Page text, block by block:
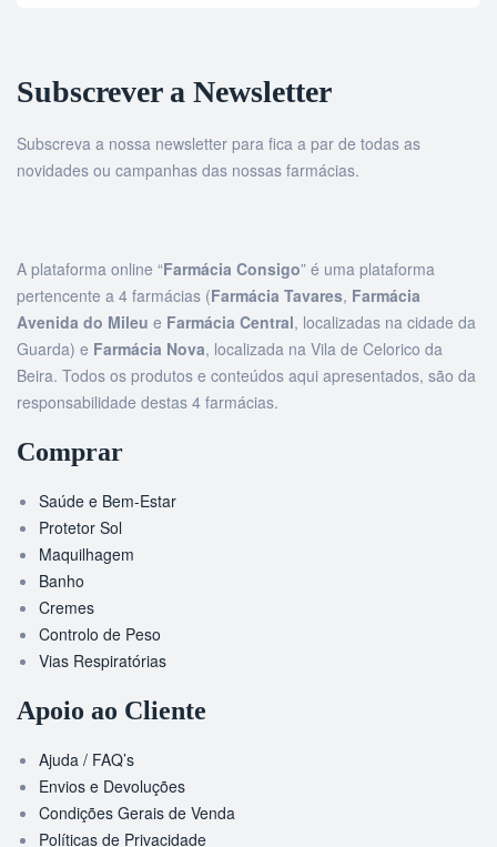
Subscrever a Newsletter
Subscreva a nossa newsletter para fica a par de todas as
novidades ou campanhas das nossas farmácias.
A plataforma online “Farmácia Consigo” é uma plataforma
pertencente a 4 farmácias (Farmácia Tavares, Farmácia
Avenida do Mileu e Farmácia Central, localizadas na cidade da
Guarda) e Farmácia Nova, localizada na Vila de Celorico da
Beira. Todos os produtos e conteúdos aqui apresentados, são da
responsabilidade destas 4 farmácias.
Comprar
Saúde e Bem-Estar
Protetor Sol
Maquilhagem
Banho
Cremes
Controlo de Peso
Vias Respiratórias
Apoio ao Cliente
Ajuda / FAQ’s
Envios e Devoluções
Condições Gerais de Venda
Políticas de Privacidade